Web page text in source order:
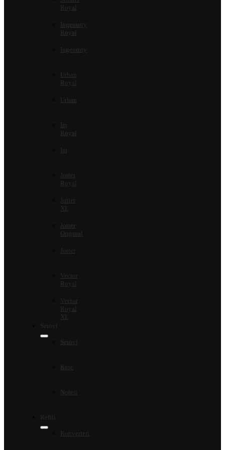
Royal
Ingenuity
Royal
Ingenuity
Urban
Royal
Urban
Im
Royal
Im
Jotter
Royal
Jotter
XL
Jotter
Original
Jotter
Vector
Royal
Vector
Royal
XL
Setovi
Setovi
Kese
Notesi
Refili
Konverteri